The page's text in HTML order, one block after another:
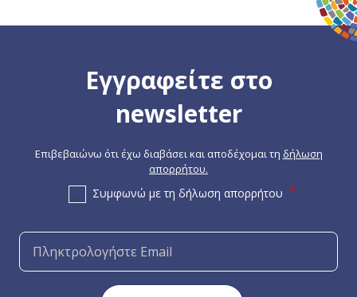
Εγγραφείτε στο
newsletter
Επιβεβαιώνω ότι έχω διαβάσει και αποδέχομαι τη δήλωση
απορρήτου.
Συμφωνώ με τη δήλωση απορρήτου